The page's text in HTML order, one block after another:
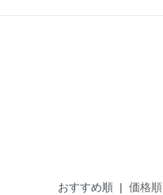
おすすめ順 | 価格順